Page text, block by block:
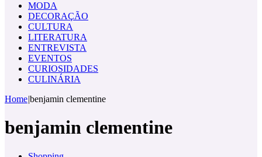
MODA
DECORAÇÃO
CULTURA
LITERATURA
ENTREVISTA
EVENTOS
CURIOSIDADES
CULINÁRIA
Home|benjamin clementine
benjamin clementine